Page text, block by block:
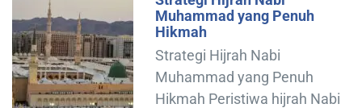
Muhammad yang Penuh
Hikmah
Strategi Hijrah Nabi
Muhammad yang Penuh
Hikmah Peristiwa hijrah Nabi